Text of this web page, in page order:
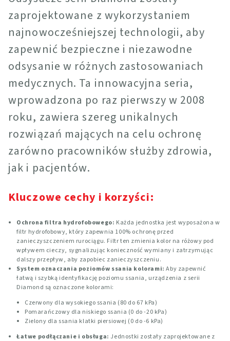
zaprojektowane z wykorzystaniem
najnowocześniejszej technologii, aby
zapewnić bezpieczne i niezawodne
odsysanie w różnych zastosowaniach
medycznych. Ta innowacyjna seria,
wprowadzona po raz pierwszy w 2008
roku, zawiera szereg unikalnych
rozwiązań mających na celu ochronę
zarówno pracowników służby zdrowia,
jak i pacjentów.
Kluczowe cechy i korzyści:
Ochrona filtra hydrofobowego: Każda jednostka jest wyposażona w
filtr hydrofobowy, który zapewnia 100% ochronę przed
zanieczyszczeniem rurociągu. Filtr ten zmienia kolor na różowy pod
wpływem cieczy, sygnalizując konieczność wymiany i zatrzymując
dalszy przepływ, aby zapobiec zanieczyszczeniu.
System oznaczania poziomów ssania kolorami: Aby zapewnić
łatwą i szybką identyfikację poziomu ssania, urządzenia z serii
Diamond są oznaczone kolorami:
Czerwony dla wysokiego ssania (80 do 67 kPa)
Pomarańczowy dla niskiego ssania (0 do -20 kPa)
Zielony dla ssania klatki piersiowej (0 do -6 kPa)
Łatwe podłączanie i obsługa: Jednostki zostały zaprojektowane z